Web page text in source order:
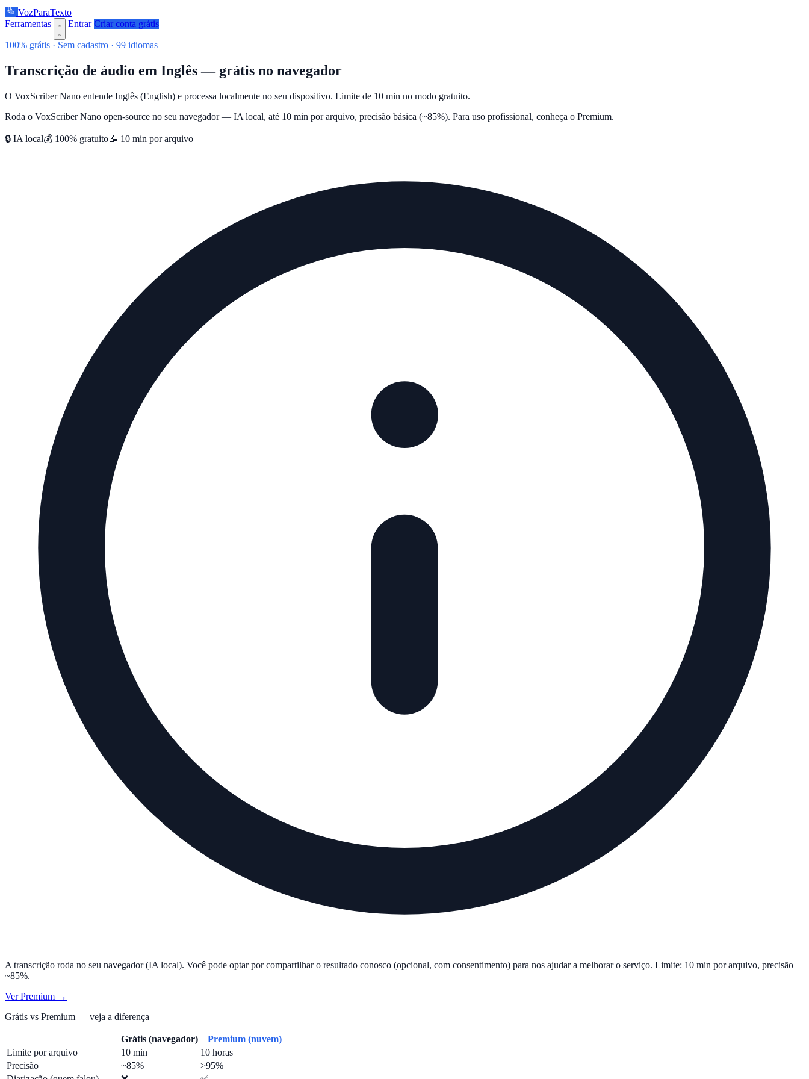
VozParaTexto
Ferramentas
Entrar Criar conta grátis
100% grátis · Sem cadastro · 99 idiomas
Transcrição de áudio em Inglês — grátis no navegador
O VoxScriber Nano entende Inglês (English) e processa localmente no seu dispositivo. Limite de 10 min no modo gratuito.
Roda o VoxScriber Nano open-source no seu navegador — IA local, até 10 min por arquivo, precisão básica (~85%). Para uso profissional, conheça o Premium.
🔒 IA local💰 100% gratuito📝 10 min por arquivo
A transcrição roda no seu navegador (IA local). Você pode optar por compartilhar o resultado conosco (opcional, com consentimento) para nos ajudar a melhorar o serviço. Limite: 10 min por arquivo, precisão
~85%.
Ver Premium →
Grátis vs Premium — veja a diferença
Grátis (navegador)
Premium (nuvem)
Limite por arquivo
10 min
10 horas
Precisão
~85%
>95%